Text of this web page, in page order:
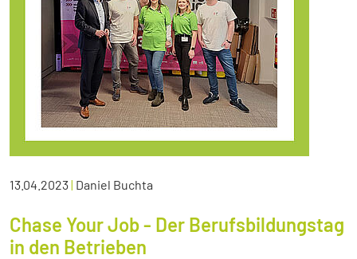
13.04.2023| Daniel Buchta
Chase Your Job - Der Berufsbildungstag
in den Betrieben